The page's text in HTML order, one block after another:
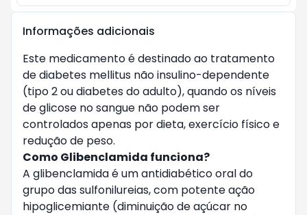
Informações adicionais
Este medicamento é destinado ao tratamento
de diabetes mellitus não insulino-dependente
(tipo 2 ou diabetes do adulto), quando os níveis
de glicose no sangue não podem ser
controlados apenas por dieta, exercício físico e
redução de peso.
Como Glibenclamida funciona?
A glibenclamida é um antidiabético oral do
grupo das sulfonilureias, com potente ação
hipoglicemiante (diminuição de açúcar no